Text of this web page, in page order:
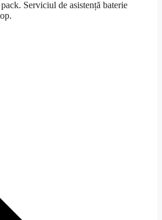
Serviciul de asistență baterie